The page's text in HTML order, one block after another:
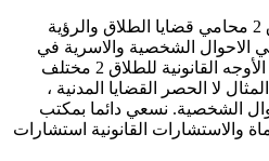
سلسلة الأوجه القانونية للطلاق 2 محامي قضايا الطلاق والرؤية
الاحوال الشخصية والاسرية في
دبي وابوظبي الامارات سلسلة الأوجه القانونية للطلاق 2 مختلف
لا الحصر القضايا المدنية ،
الشخصية. نسعي دائما بمكتب
والاستشارات القانونية استشارات